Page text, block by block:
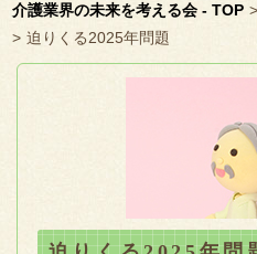
介護業界の未来を考える会 - TOP >
> 迫りくる2025年問題